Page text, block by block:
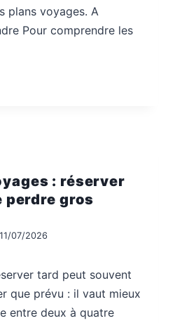
plans voyages. A
Pour comprendre les
: réserver
perdre gros
11/07/2026
tard peut souvent
que prévu : il vaut mieux
entre deux à quatre